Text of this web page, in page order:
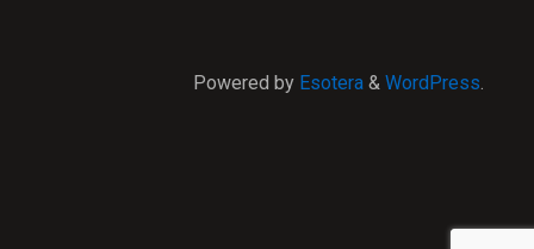
Powered by Esotera & WordPress.